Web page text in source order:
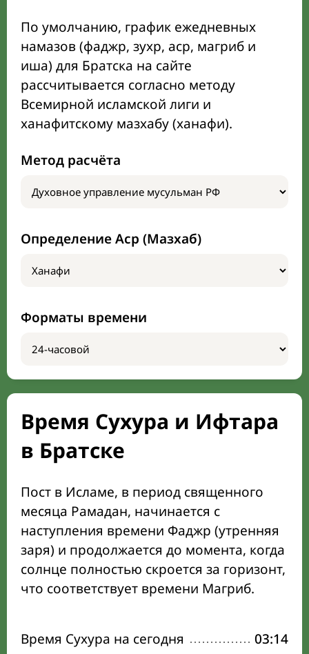
По умолчанию, график ежедневных
намазов (фаджр, зухр, аср, магриб и
иша) для Братска на сайте
рассчитывается согласно методу
Всемирной исламской лиги и
ханафитскому мазхабу (ханафи).
Метод расчёта
Определение Аср (Мазхаб)
Форматы времени
Время Сухура и Ифтара
в Братске
Пост в Исламе, в период священного
месяца Рамадан, начинается с
наступления времени Фаджр (утренняя
заря) и продолжается до момента, когда
солнце полностью скроется за горизонт,
что соответствует времени Магриб.
Время Сухура на сегодня 03:14